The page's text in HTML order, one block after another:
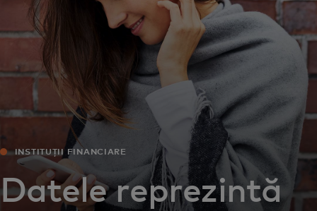
Pentru inovatori
Știri și tendințe
INSTITUȚII FINANCIARE
Datele reprezintă